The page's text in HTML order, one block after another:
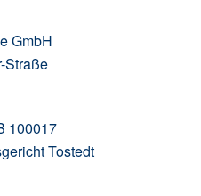
GmbH
Straße
100017
Tostedt